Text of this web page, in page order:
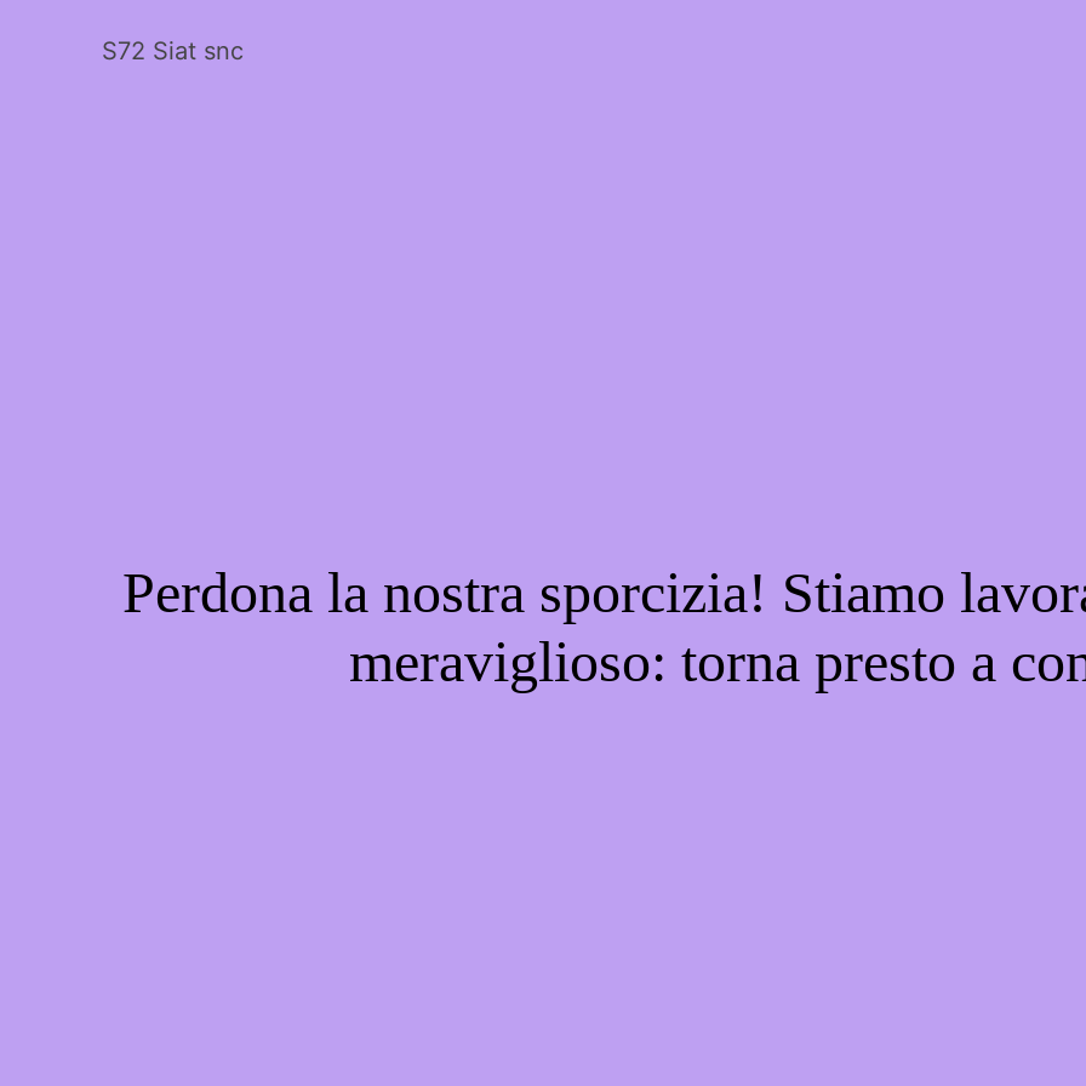
S72 Siat snc
Perdona la nostra sporcizia! Stiamo
meraviglioso: torna presto a